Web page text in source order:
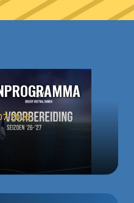
2026